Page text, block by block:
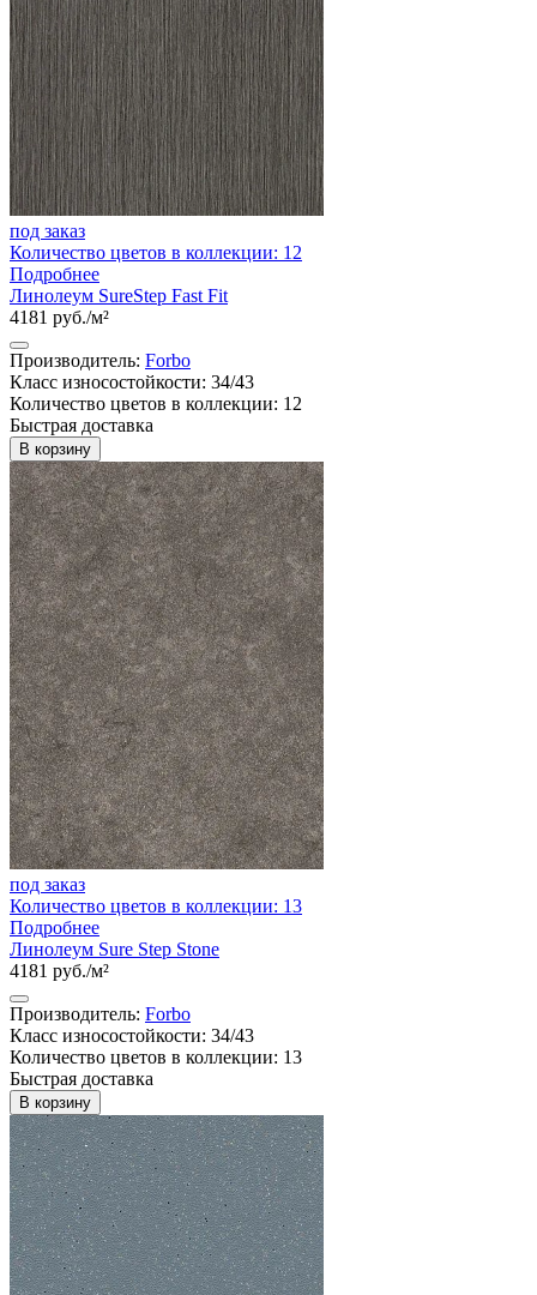
под заказ
Количество цветов в коллекции: 12
Подробнее
Линолеум SureStep Fast Fit
4181 руб./м²
Производитель: Forbo
Класс износостойкости: 34/43
Количество цветов в коллекции: 12
Быстрая доставка
В корзину
под заказ
Количество цветов в коллекции: 13
Подробнее
Линолеум Sure Step Stone
4181 руб./м²
Производитель: Forbo
Класс износостойкости: 34/43
Количество цветов в коллекции: 13
Быстрая доставка
В корзину